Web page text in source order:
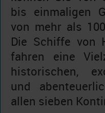
bis einmaligen
von mehr als
Die Schiffe von
fahren eine
historischen,
und
allen sieben